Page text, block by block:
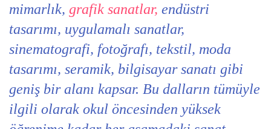
mimarlık, grafik sanatlar, endüstri
tasarımı, uygulamalı sanatlar,
sinematografi, fotoğrafı, tekstil, moda
tasarımı, seramik, bilgisayar sanatı gibi
geniş bir alanı kapsar. Bu dalların tümüyle
ilgili olarak okul öncesinden yüksek